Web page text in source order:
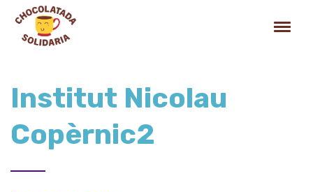
Institut Nicolau
Copèrnic2